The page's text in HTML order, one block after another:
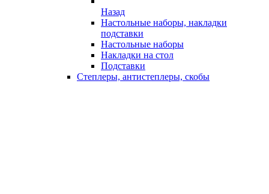
Назад
Настольные наборы, накладки
подставки
Настольные наборы
Накладки на стол
Подставки
Степлеры, антистеплеры, скобы